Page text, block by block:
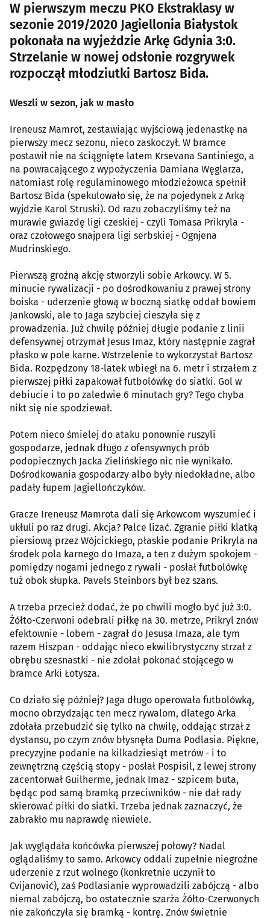
W pierwszym meczu PKO Ekstraklasy w
sezonie 2019/2020 Jagiellonia Białystok
pokonała na wyjeździe Arkę Gdynia 3:0.
Strzelanie w nowej odsłonie rozgrywek
rozpoczął młodziutki Bartosz Bida.
Weszli w sezon, jak w masło
Ireneusz Mamrot, zestawiając wyjściową jedenastkę na
pierwszy mecz sezonu, nieco zaskoczył. W bramce
postawił nie na ściągnięte latem Krsevana Santiniego, a
na powracającego z wypożyczenia Damiana Węglarza,
natomiast rolę regulaminowego młodzieżowca spełnił
Bartosz Bida (spekulowało się, że na pojedynek z Arką
wyjdzie Karol Struski). Od razu zobaczyliśmy też na
murawie gwiazdę ligi czeskiej - czyli Tomasa Prikryla -
oraz czołowego snajpera ligi serbskiej - Ognjena
Mudrinskiego.
Pierwszą groźną akcję stworzyli sobie Arkowcy. W 5.
minucie rywalizacji - po dośrodkowaniu z prawej strony
boiska - uderzenie głową w boczną siatkę oddał bowiem
Jankowski, ale to Jaga szybciej cieszyła się z
prowadzenia. Już chwilę później długie podanie z linii
defensywnej otrzymał Jesus Imaz, który następnie zagrał
płasko w pole karne. Wstrzelenie to wykorzystał Bartosz
Bida. Rozpędzony 18-latek wbiegł na 6. metr i strzałem z
pierwszej piłki zapakował futbolówkę do siatki. Gol w
debiucie i to po zaledwie 6 minutach gry? Tego chyba
nikt się nie spodziewał.
Potem nieco śmielej do ataku ponownie ruszyli
gospodarze, jednak długo z ofensywnych prób
podopiecznych Jacka Zielińskiego nic nie wynikało.
Dośrodkowania gospodarzy albo były niedokładne, albo
padały łupem Jagiellończyków.
Gracze Ireneusz Mamrota dali się Arkowcom wyszumieć i
ukłuli po raz drugi. Akcja? Palce lizać. Zgranie piłki klatką
piersiową przez Wójcickiego, płaskie podanie Prikryla na
środek pola karnego do Imaza, a ten z dużym spokojem -
pomiędzy nogami jednego z rywali - posłał futbolówkę
tuż obok słupka. Pavels Steinbors był bez szans.
A trzeba przecież dodać, że po chwili mogło być już 3:0.
Żółto-Czerwoni odebrali piłkę na 30. metrze, Prikryl znów
efektownie - lobem - zagrał do Jesusa Imaza, ale tym
razem Hiszpan - oddając nieco ekwilibrystyczny strzał z
obrębu szesnastki - nie zdołał pokonać stojącego w
bramce Arki Łotysza.
Co działo się później? Jaga długo operowała futbolówką,
mocno obrzydzając ten mecz rywalom, dlatego Arka
zdołała przebudzić się tylko na chwilę, oddając strzał z
dystansu, po czym znów błysnęła Duma Podlasia. Piękne,
precyzyjne podanie na kilkadziesiąt metrów - i to
zewnętrzną częścią stopy - posłał Pospisil, z lewej strony
zacentorwał Guilherme, jednak Imaz - szpicem buta,
będąc pod samą bramką przeciwników - nie dał rady
skierować piłki do siatki. Trzeba jednak zaznaczyć, że
zabrakło mu naprawdę niewiele.
Jak wyglądała końcówka pierwszej połowy? Nadal
oglądaliśmy to samo. Arkowcy oddali zupełnie niegroźne
uderzenie z rzut wolnego (konkretnie uczynił to
Cvijanović), zaś Podlasianie wyprowadzili zabójczą - albo
niemal zabójczą, bo ostatecznie szarża Żółto-Czerwonych
nie zakończyła się bramką - kontrę. Znów świetnie